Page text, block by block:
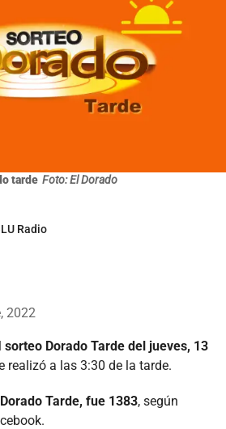
tarde Foto: El Dorado
Radio
2022
sorteo Dorado Tarde del jueves, 13
realizó a las 3:30 de la tarde.
Dorado Tarde, fue 1383, según